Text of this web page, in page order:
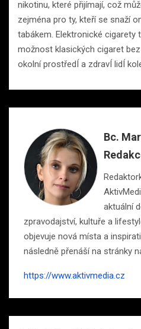
nikotinu, které přijímají, což
zejména pro ty, kteří se snaží
tabákem. Elektronické cigarety
možnost klasických cigaret
okolní prostředÍ a zdravÍ lidÍ
Bc.
aktuální
zpravodajství, kultuře a
objevuje nová místa a
následně přenáší na stránky
https://www.aktivmedia.cz